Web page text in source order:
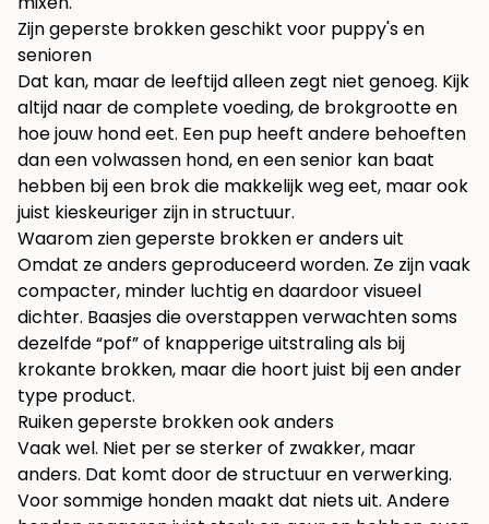
Zijn geperste brokken geschikt voor puppy's en
senioren
Dat kan, maar de leeftijd alleen zegt niet genoeg. Kijk
altijd naar de complete voeding, de brokgrootte en
hoe jouw hond eet. Een pup heeft andere behoeften
dan een volwassen hond, en een senior kan baat
hebben bij een brok die makkelijk weg eet, maar ook
juist kieskeuriger zijn in structuur.
Waarom zien geperste brokken er anders uit
Omdat ze anders geproduceerd worden. Ze zijn vaak
compacter, minder luchtig en daardoor visueel
dichter. Baasjes die overstappen verwachten soms
dezelfde “pof” of knapperige uitstraling als bij
krokante brokken, maar die hoort juist bij een ander
type product.
Ruiken geperste brokken ook anders
Vaak wel. Niet per se sterker of zwakker, maar
anders. Dat komt door de structuur en verwerking.
Voor sommige honden maakt dat niets uit. Andere